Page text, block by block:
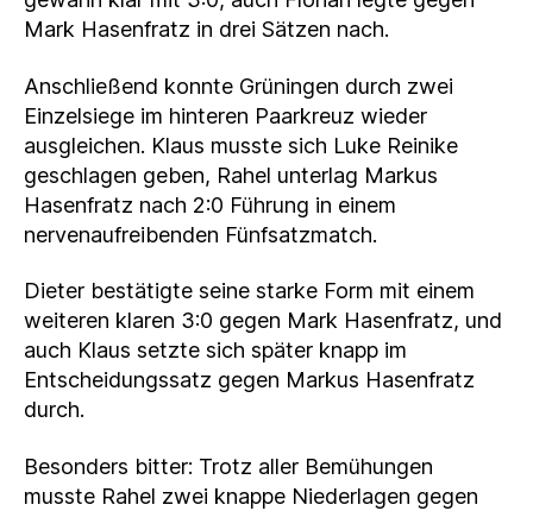
Mark Hasenfratz in drei Sätzen nach.
Anschließend konnte Grüningen durch zwei
Einzelsiege im hinteren Paarkreuz wieder
ausgleichen. Klaus musste sich Luke Reinike
geschlagen geben, Rahel unterlag Markus
Hasenfratz nach 2:0 Führung in einem
nervenaufreibenden Fünfsatzmatch.
Dieter bestätigte seine starke Form mit einem
weiteren klaren 3:0 gegen Mark Hasenfratz, und
auch Klaus setzte sich später knapp im
Entscheidungssatz gegen Markus Hasenfratz
durch.
Besonders bitter: Trotz aller Bemühungen
musste Rahel zwei knappe Niederlagen gegen